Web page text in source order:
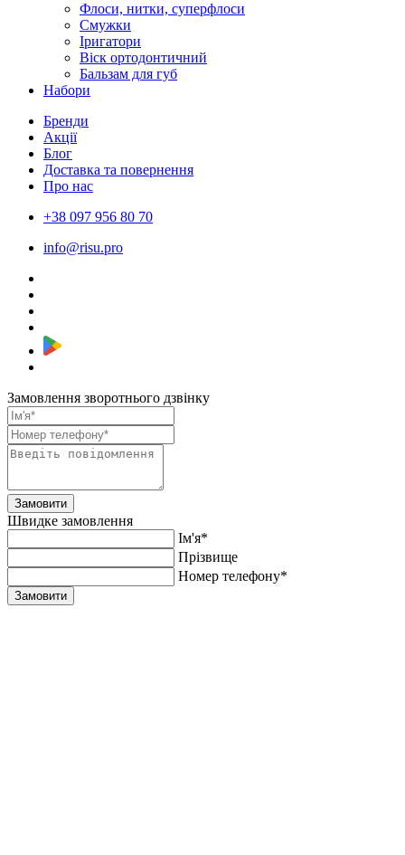
Флоси, нитки, суперфлоси
Смужки
Іригатори
Віск ортодонтичний
Бальзам для губ
Набори
Бренди
Акції
Блог
Доставка та повернення
Про нас
+38 097 956 80 70
info@risu.pro
Замовлення зворотнього дзвінку
Замовити
Швидке замовлення
Ім'я*
Прiзвище
Номер телефону*